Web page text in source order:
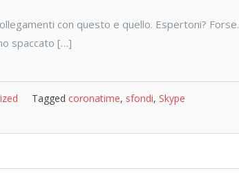
con questo e quello. Espertoni? Forse.
spaccato […]
Tagged coronatime, sfondi, Skype